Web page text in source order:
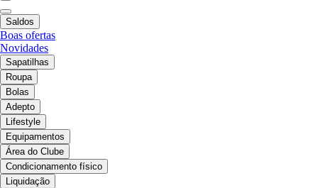
Saldos
Boas ofertas
Novidades
Sapatilhas
Roupa
Bolas
Adepto
Lifestyle
Equipamentos
Área do Clube
Condicionamento físico
Liquidação